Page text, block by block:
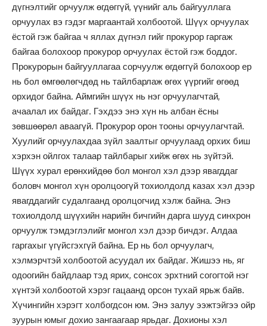
дүгнэлтийг орчуулж өгдөггүй, үүнийг аль байгууллага
орчуулах вэ гэдэг маргаантай холбоотой. Шүүх орчуулах
ёстой гэж байгаа ч яллах дүгнэл гийг прокурор гаргаж
байгаа болохоор прокурор орчуулах ёстой гэж боддог.
Прокурорын байгууллагаа сорчуулж өгдөггүй болохоор ер
нь бол өмгөөлөгчдөд нь тайлбарлаж өгөх үүргийг өгөөд
орхидог байна. Аймгийн шүүх нь нэг орчуулагчтай,
ачаалал их байдаг. Гэхдээ энэ хүн нь албан ёсны
зөвшөөрөл аваагүй. Прокурор орон тооны орчуулагчтай.
Хуулийг орчуулахдаа зүйл заалтыг орчуулаад орхих биш
хэрхэн ойлгох талаар тайлбарыг хийж өгөх нь зүйтэй.
Шүүх хурал ерөнхийдөө бол монгол хэл дээр явагддаг
боловч монгол хүн оролцоогүй тохиолдолд казах хэл дээр
явагддагийг судалгаанд оролцогчид хэлж байна. Энэ
тохиолдолд шүүхийн нарийн бичгийн дарга шууд синхрон
орчуулж тэмдэглэлийг монгол хэл дээр бичдэг. Алдаа
гаргахыг үгүйсгэхгүй байна. Ер нь бол орчуулагч,
хэлмэрчтэй холбоотой асуудал их байдаг. Жишээ нь, яг
одоогийн байдлаар тэд ярих, сонсох эрхтний согогтой нэг
хүнтэй холбоотой хэрэг гацаанд орсон тухай ярьж байв.
Хүчингийн хэрэгт холбогдсон юм. Энэ залуу ээжтэйгээ ойр
зуурын юмыг дохио зангаагаар ярьдаг. Дохионы хэл